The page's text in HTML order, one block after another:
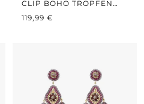
CLIP BOHO TROPFEN
SOFT ROSÉ
REGULÄRER PREIS:
119,99 €